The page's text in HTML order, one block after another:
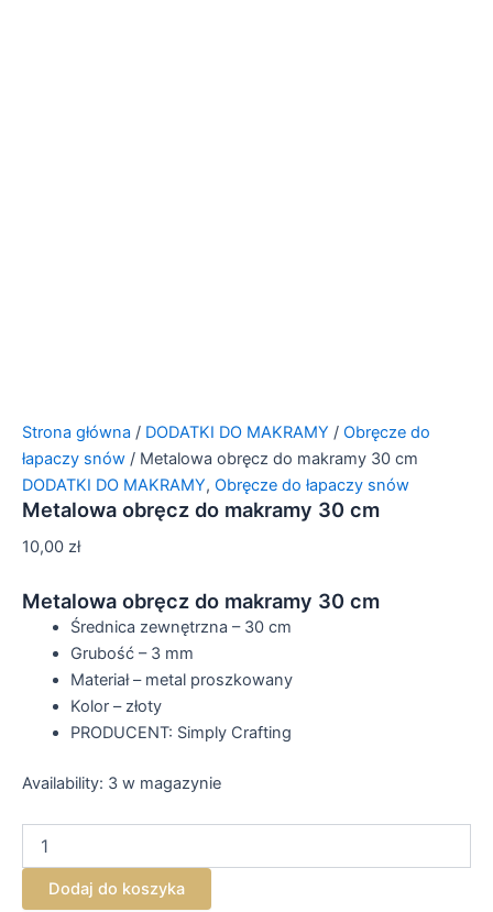
Strona główna / DODATKI DO MAKRAMY / Obręcze do
łapaczy snów / Metalowa obręcz do makramy 30 cm
DODATKI DO MAKRAMY, Obręcze do łapaczy snów
Metalowa obręcz do makramy 30 cm
10,00 zł
Metalowa obręcz do makramy 30 cm
Średnica zewnętrzna – 30 cm
Grubość – 3 mm
Materiał – metal proszkowany
Kolor – złoty
PRODUCENT: Simply Crafting
Availability: 3 w magazynie
Dodaj do koszyka